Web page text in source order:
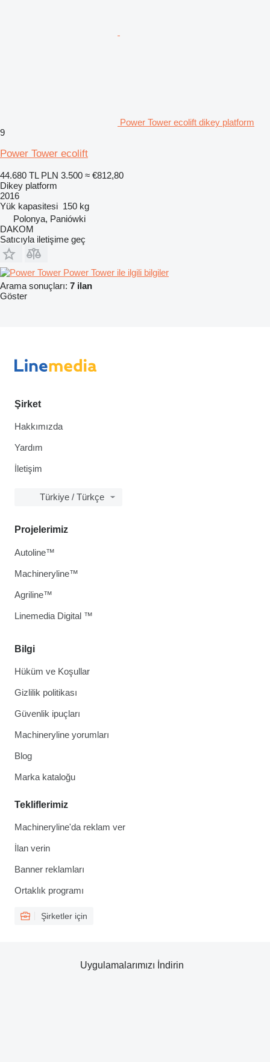
Power Tower ecolift dikey platform
9
Power Tower ecolift
44.680 TL PLN 3.500 ≈ €812,80
Dikey platform
2016
Yük kapasitesi 150 kg
Polonya, Paniówki
DAKOM
Satıcıyla iletişime geç
Power Tower ile ilgili bilgiler
Arama sonuçları: 7 ilan
Göster
Şirket
Hakkımızda
Yardım
İletişim
Türkiye / Türkçe
Bilgi
Hüküm ve Koşullar
Gizlilik politikası
Güvenlik ipuçları
Machineryline yorumları
Blog
Marka kataloğu
Tekliflerimiz
Machineryline'da reklam ver
İlan verin
Banner reklamları
Ortaklık programı
Şirketler için
Projelerimiz
Autoline™
Machineryline™
Agriline™
Linemedia Digital ™
Uygulamalarımızı İndirin